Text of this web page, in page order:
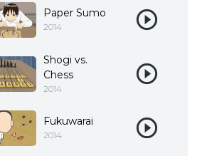
Paper Sumo
2014
Shogi vs.
Chess
2014
Fukuwarai
2014